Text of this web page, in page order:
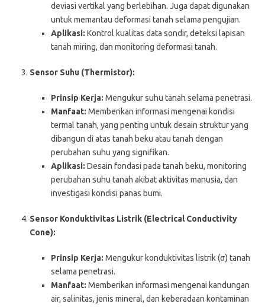
deviasi vertikal yang berlebihan. Juga dapat digunakan
untuk memantau deformasi tanah selama pengujian.
Aplikasi: Kontrol kualitas data sondir, deteksi lapisan
tanah miring, dan monitoring deformasi tanah.
Sensor Suhu (Thermistor):
Prinsip Kerja: Mengukur suhu tanah selama penetrasi.
Manfaat: Memberikan informasi mengenai kondisi
termal tanah, yang penting untuk desain struktur yang
dibangun di atas tanah beku atau tanah dengan
perubahan suhu yang signifikan.
Aplikasi: Desain fondasi pada tanah beku, monitoring
perubahan suhu tanah akibat aktivitas manusia, dan
investigasi kondisi panas bumi.
Sensor Konduktivitas Listrik (Electrical Conductivity
Cone):
Prinsip Kerja: Mengukur konduktivitas listrik (σ) tanah
selama penetrasi.
Manfaat: Memberikan informasi mengenai kandungan
air, salinitas, jenis mineral, dan keberadaan kontaminan